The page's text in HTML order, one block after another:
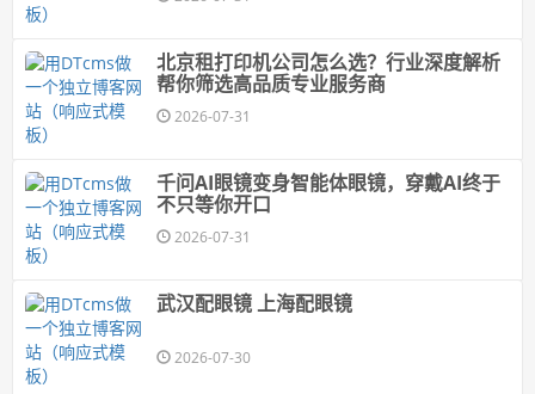
北京租打印机公司怎么选？行业深度解析
帮你筛选高品质专业服务商
2026-07-31
千问AI眼镜变身智能体眼镜，穿戴AI终于
不只等你开口
2026-07-31
武汉配眼镜 上海配眼镜
2026-07-30